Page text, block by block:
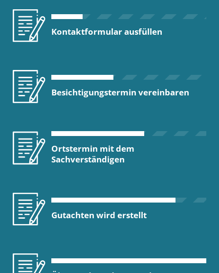
Kontaktformular ausfüllen
Besichtigungstermin vereinbaren
Ortstermin mit dem
Sachverständigen
Gutachten wird erstellt